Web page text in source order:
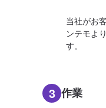
当社がお
ンテモよ
す。
3 作業